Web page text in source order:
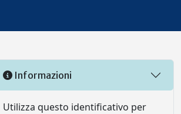
Informazioni
Utilizza questo identificativo per